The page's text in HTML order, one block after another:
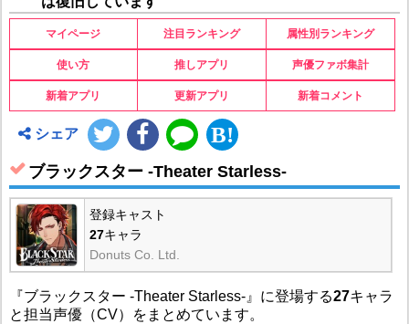
マイページ 注目ランキング 属性別ランキング
使い方 推しアプリ 声優ファボ集計
新着アプリ 更新アプリ 新着コメント
シェア
ブラックスター -Theater Starless-
登録キャスト
27キャラ
Donuts Co. Ltd.
『ブラックスター -Theater Starless-』に登場する27キャラ
と担当声優（CV）をまとめています。